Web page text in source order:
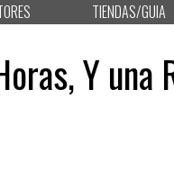
TIENDAS/GUIA
Y una